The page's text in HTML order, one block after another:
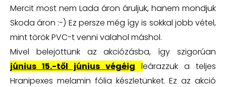
Mercit most nem Lada áron áruljuk, hanem mondjuk
Skoda áron :-) Ez persze még így is sokkal jobb vétel,
mint török PVC-t venni valahol máshol.
Mivel belejöttünk az akciózásba, így szigorúan
június 15.-től június végéig leárazzuk a teljes
Hranipexes melamin fólia készletünket. Ez az akció